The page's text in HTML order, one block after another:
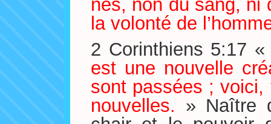
nés, non du sang, ni
la volonté de
2 Corinthiens 5:17
est une nouvelle
sont passées ;
nouvelles. » Naître